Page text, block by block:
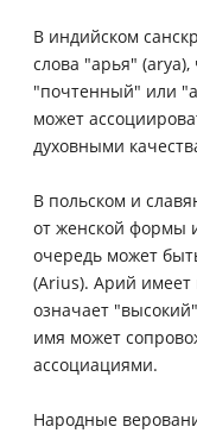
В индийском
слова "арья"
"почтенный" или
может
духовными
В польском и
от женской формы
очередь может
(Arius). Арий имеет
означает
имя может
ассоциациями.
Народные